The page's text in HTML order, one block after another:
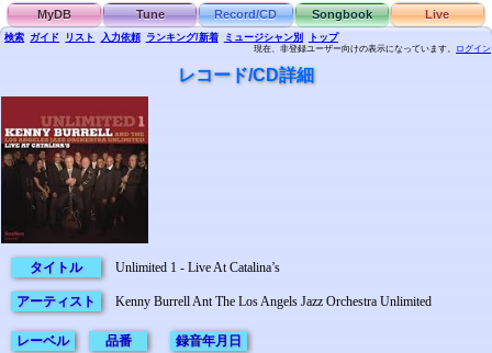
MyDB Tune Record/CD Songbook Live
検索 ガイド リスト 入力依頼 ランキング/新着 ミュージシャン別 トップ
現在、非登録ユーザー向けの表示になっています。 ログイン
レコード/CD詳細
タイトル Unlimited 1 - Live At Catalina’s
アーティスト Kenny Burrell Ant The Los Angels Jazz Orchestra Unlimited
レーベル
品番
録音年月日